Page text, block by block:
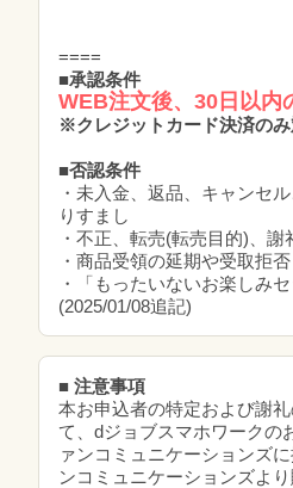
====
■承認条件
WEB注文後、30日以内
※クレジットカード決済のみ
■否認条件
・未入金、返品、キャンセ
りすまし
・不正、転売(転売目的)、謝
・商品受領の延期や受取拒否
・「もったいないお楽しみ
(2025/01/08追記)
■ 注意事項
本お申込者の特定および謝
て、dジョブスマホワークの
ァンコミュニケーションズ
ンコミュニケーションズよ